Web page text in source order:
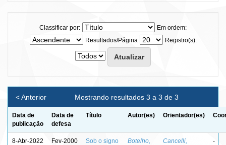
Classificar por:
Em ordem:
Resultados/Página
Registro(s):
Mostrando resultados 3 a 3 de 3
< Anterior
Data de
publicação
Data de
defesa
Título Autor(es) Orientador(es)
8-Abr-2022 Fev-2000
Sob o signo
Botelho,
Cancelli,
-